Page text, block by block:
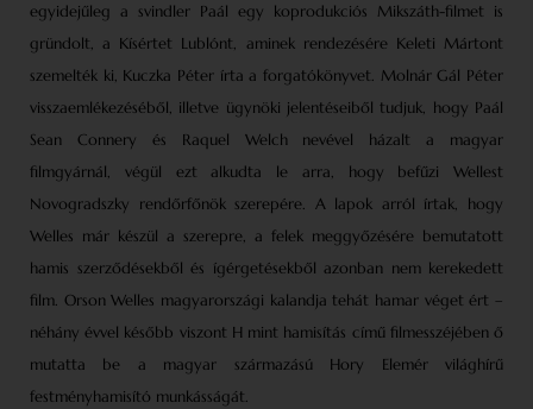
egyidejűleg a svindler Paál egy koprodukciós Mikszáth-filmet is
gründolt, a Kísértet Lublónt, aminek rendezésére Keleti Mártont
szemelték ki, Kuczka Péter írta a forgatókönyvet. Molnár Gál Péter
visszaemlékezéséből, illetve ügynöki jelentéseiből tudjuk, hogy Paál
Sean Connery és Raquel Welch nevével házalt a magyar
filmgyárnál, végül ezt alkudta le arra, hogy befűzi Wellest
Novogradszky rendőrfőnök szerepére. A lapok arról írtak, hogy
Welles már készül a szerepre, a felek meggyőzésére bemutatott
hamis szerződésekből és ígérgetésekből azonban nem kerekedett
film. Orson Welles magyarországi kalandja tehát hamar véget ért –
néhány évvel később viszont H mint hamisítás című filmesszéjében ő
mutatta be a magyar származású Hory Elemér világhírű
festményhamisító munkásságát.